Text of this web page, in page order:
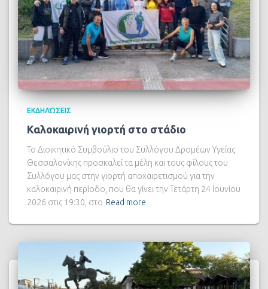
ΕΚΔΗΛΏΣΕΙΣ
Καλοκαιρινή γιορτή στο στάδιο
Το Διοικητικό Συμβούλιο του Συλλόγου Δρομέων Υγείας
Θεσσαλονίκης προσκαλεί τα μέλη και τους φίλους του
Συλλόγου μας στην γιορτή αποχαιρετισμού για την
καλοκαιρινή περίοδο, που θα γίνει την Τετάρτη 24 Ιουνίου
2026 στις 19:30, στο Read more